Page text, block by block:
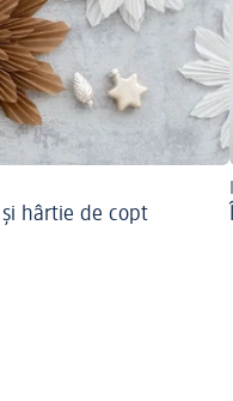
hârtie de copt